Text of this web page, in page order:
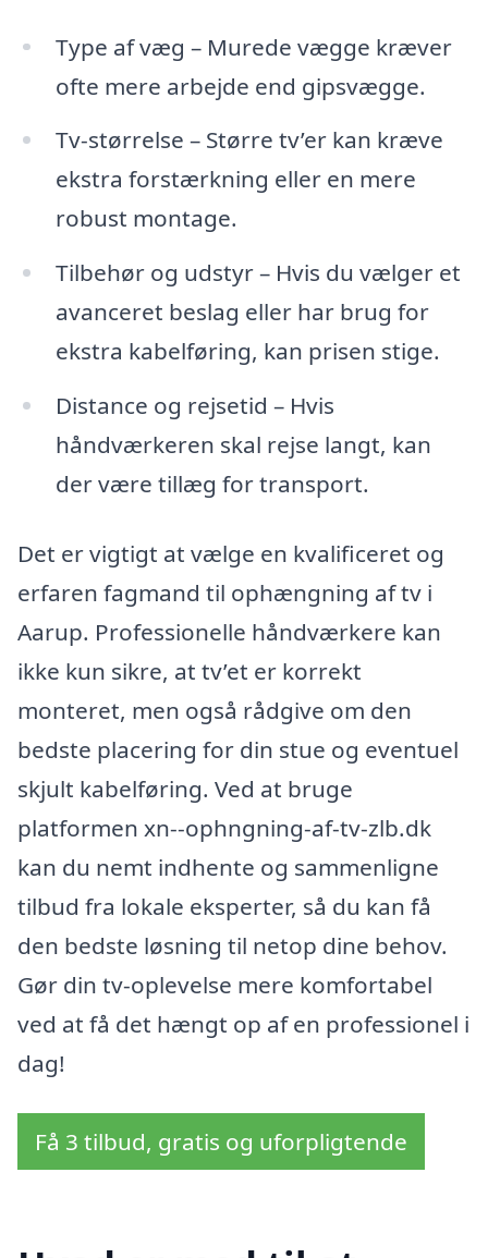
Type af væg – Murede vægge kræver
ofte mere arbejde end gipsvægge.
Tv-størrelse – Større tv’er kan kræve
ekstra forstærkning eller en mere
robust montage.
Tilbehør og udstyr – Hvis du vælger et
avanceret beslag eller har brug for
ekstra kabelføring, kan prisen stige.
Distance og rejsetid – Hvis
håndværkeren skal rejse langt, kan
der være tillæg for transport.
Det er vigtigt at vælge en kvalificeret og
erfaren fagmand til ophængning af tv i
Aarup. Professionelle håndværkere kan
ikke kun sikre, at tv’et er korrekt
monteret, men også rådgive om den
bedste placering for din stue og eventuel
skjult kabelføring. Ved at bruge
platformen xn--ophngning-af-tv-zlb.dk
kan du nemt indhente og sammenligne
tilbud fra lokale eksperter, så du kan få
den bedste løsning til netop dine behov.
Gør din tv-oplevelse mere komfortabel
ved at få det hængt op af en professionel i
dag!
Få 3 tilbud, gratis og uforpligtende